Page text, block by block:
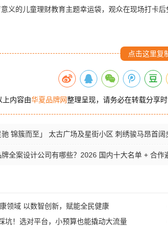
义的儿童理财教育主题幸运袋，观众在现场打卡
点击这里复
上内容由华夏品牌网整理呈现，请务必在转载分享
驰 锦簇而至」 太古广场及星街小区 刺绣骏马昂首阔
全案设计公司有哪些？2026 国内十大名单 + 合作
领域 以数智创新，赋能全民健康
坑！选对平台，小预算也能撬动大流量